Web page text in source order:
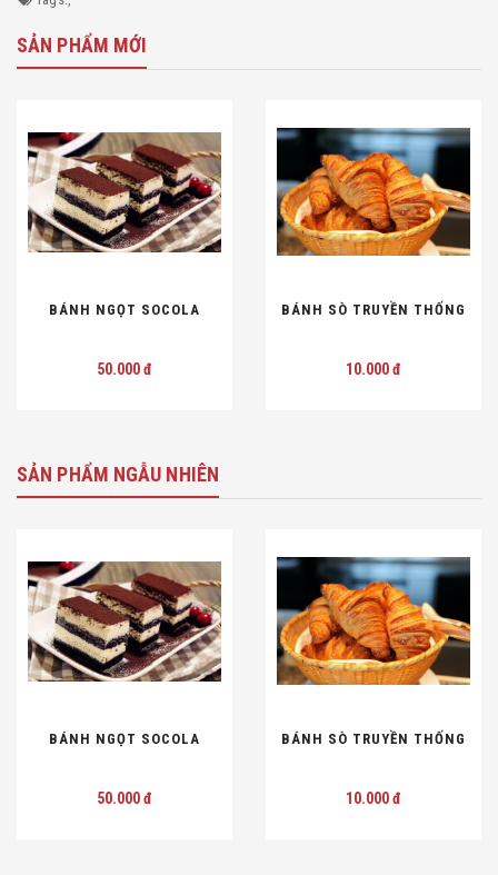
SẢN PHẨM MỚI
NGỌT SOCOLA BÁNH SÒ TRUYỀN THỐNG
SẢN PHẨM NGẪU NHIÊN
NGỌT SOCOLA BÁNH SÒ TRUYỀN THỐNG